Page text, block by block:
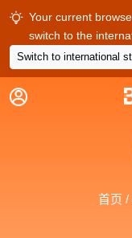
 Your current
switch to the
Switch to international

首页 /